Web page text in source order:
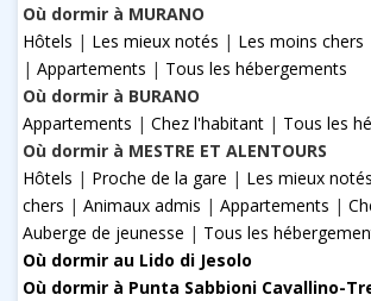
Où dormir à MURANO
Hôtels | Les mieux notés | Les moins chers
| Appartements | Tous les hébergements
Où dormir à BURANO
Appartements | Chez l'habitant | Tous les
Où dormir à MESTRE ET ALENTOURS
Hôtels | Proche de la gare | Les mieux notés
chers | Animaux admis | Appartements |
Auberge de jeunesse | Tous les
Où dormir au Lido di Jesolo
Où dormir à Punta Sabbioni Cavallino-